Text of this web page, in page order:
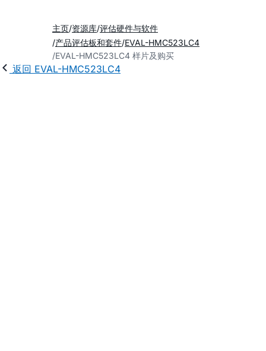
主页 资源库 评估硬件与软件
产品评估板和套件 EVAL-HMC523LC4
EVAL-HMC523LC4 样片及购买
返回 EVAL-HMC523LC4